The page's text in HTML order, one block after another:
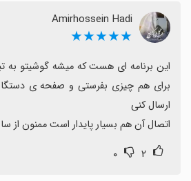
Amirhossein Hadi
★★★★★
اتصال آن هم بسیار پایدار است ممنون از
۲ ۰